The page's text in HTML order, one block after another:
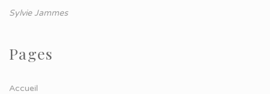
Sylvie Jammes
Pages
Accueil